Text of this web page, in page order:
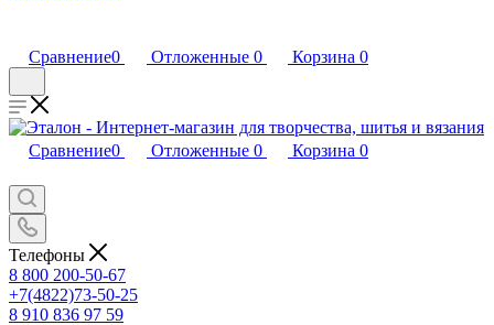
Сравнение0 Отложенные 0 Корзина 0
Сравнение0 Отложенные 0 Корзина 0
Телефоны
8 800 200-50-67
+7(4822)73-50-25
8 910 836 97 59